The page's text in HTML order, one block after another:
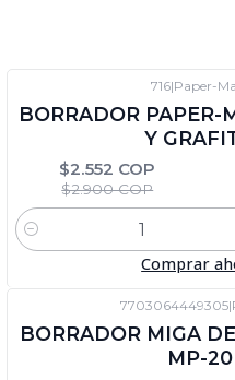
716|Paper-
BORRADOR PAPER-
Y
$2.552 COP
$2.900 COP
Cantidad
Comprar
7703064449305|
BORRADOR MIGA
MP-20